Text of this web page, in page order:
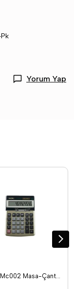
Yorum Yap
Noki H-Mc002 Masa-Çanta Tip 12 Hane Hesap Makinesi *40